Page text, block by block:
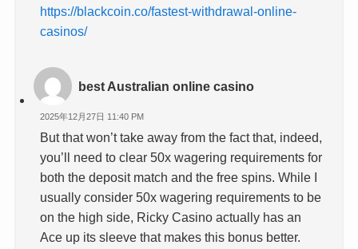
https://blackcoin.co/fastest-withdrawal-online-
casinos/
best Australian online casino
2025年12月27日 11:40 PM
But that won’t take away from the fact that, indeed,
you’ll need to clear 50x wagering requirements for
both the deposit match and the free spins. While I
usually consider 50x wagering requirements to be
on the high side, Ricky Casino actually has an
Ace up its sleeve that makes this bonus better.